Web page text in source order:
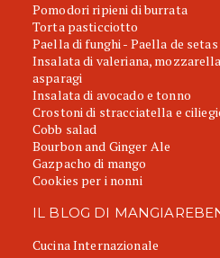
Pomodori ripieni di burrata
Torta pasticciotto
Paella di funghi - Paella de setas
Insalata di valeriana,
asparagi
Insalata di avocado e tonno
Crostoni di stracciatella e
Cobb salad
Bourbon and Ginger Ale
Gazpacho di mango
Cookies per i nonni
IL BLOG DI
Cucina Internazionale